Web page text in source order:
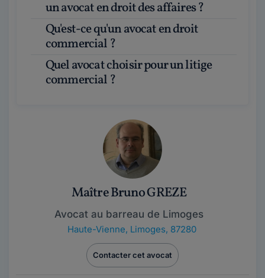
un avocat en droit des affaires ?
Qu'est-ce qu'un avocat en droit
commercial ?
Quel avocat choisir pour un litige
commercial ?
Maître Bruno GREZE
Avocat au barreau de Limoges
Haute-Vienne, Limoges, 87280
Contacter cet avocat